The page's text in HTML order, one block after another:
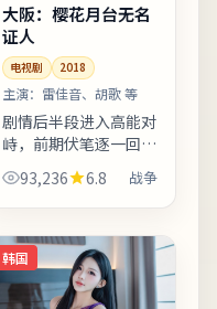
大阪：樱花月台无名
证人
电视剧 2018
主演： 雷佳音、胡歌 等
剧情后半段进入高能对
峙，前期伏笔逐一回
收，观感紧凑。片中地
名与季节意象反复出
的重要线索。适合喜欢
细腻叙事与现实质感的
观众；若...
93,236 6.8 战争
韩国